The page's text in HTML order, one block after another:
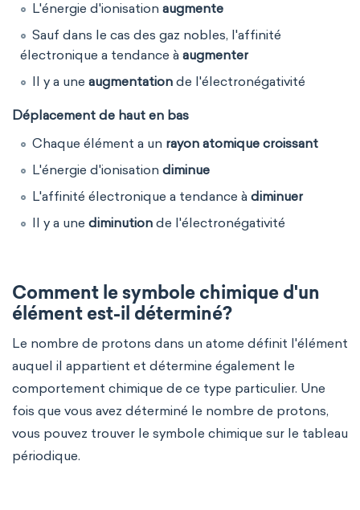
L'énergie d'ionisation augmente
Sauf dans le cas des gaz nobles, l'affinité
électronique a tendance à augmenter
Il y a une augmentation de l'électronégativité
Déplacement de haut en bas
Chaque élément a un rayon atomique croissant
L'énergie d'ionisation diminue
L'affinité électronique a tendance à diminuer
Il y a une diminution de l'électronégativité
Comment le symbole chimique d'un
élément est-il déterminé?
Le nombre de protons dans un atome définit l'élément
auquel il appartient et détermine également le
comportement chimique de ce type particulier. Une
fois que vous avez déterminé le nombre de protons,
vous pouvez trouver le symbole chimique sur le tableau
périodique.